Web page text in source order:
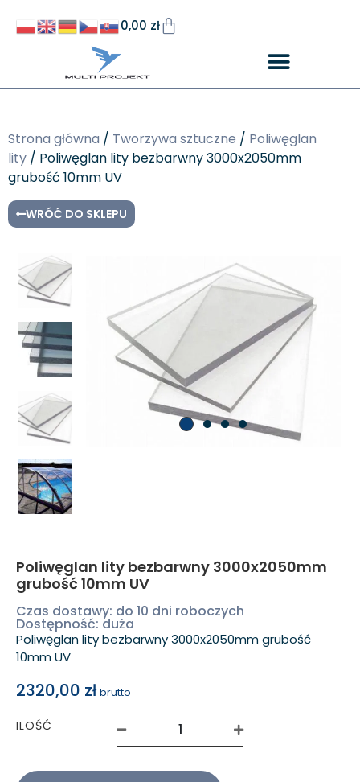
0,00 zł
Strona główna / Tworzywa sztuczne / Poliwęglan
lity / Poliwęglan lity bezbarwny 3000x2050mm
grubość 10mm UV
WRÓĆ DO SKLEPU
Poliwęglan lity bezbarwny 3000x2050mm
grubość 10mm UV
Czas dostawy: do 10 dni roboczych
Dostępność: duża
Poliwęglan lity bezbarwny 3000x2050mm grubość
10mm UV
2320,00 zł brutto
ILOŚĆ